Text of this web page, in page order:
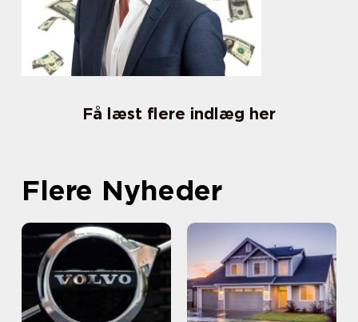
Få læst flere indlæg her
Flere Nyheder